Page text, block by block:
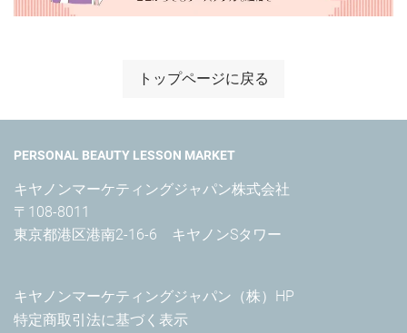
トップページに戻る
PERSONAL BEAUTY LESSON MARKET
キヤノンマーケティングジャパン株式会社
〒108-8011
東京都港区港南2-16-6　キヤノンSタワー
キヤノンマーケティングジャパン（株）HP
特定商取引法に基づく表示